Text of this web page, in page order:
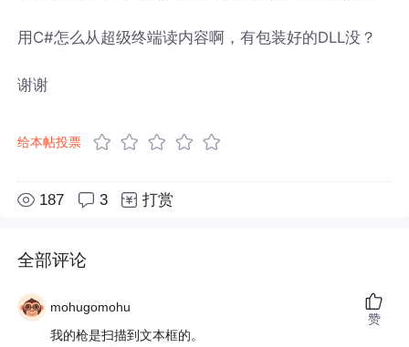
用C#怎么从超级终端读内容啊，有包装好的DLL没？
谢谢
给本帖投票
187 3 打赏
全部评论
mohugomohu
我的枪是扫描到文本框的。
赞